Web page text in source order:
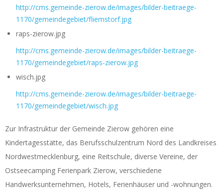
http://cms.gemeinde-zierow.de/images/bilder-beitraege-
1170/gemeindegebiet/fliemstorf.jpg
raps-zierow.jpg
http://cms.gemeinde-zierow.de/images/bilder-beitraege-
1170/gemeindegebiet/raps-zierow.jpg
wisch.jpg
http://cms.gemeinde-zierow.de/images/bilder-beitraege-
1170/gemeindegebiet/wisch.jpg
Zur Infrastruktur der Gemeinde Zierow gehören eine
Kindertagesstätte, das Berufsschulzentrum Nord des Landkreises
Nordwestmecklenburg, eine Reitschule, diverse Vereine, der
Ostseecamping Ferienpark Zierow, verschiedene
Handwerksunternehmen, Hotels, Ferienhäuser und -wohnungen.